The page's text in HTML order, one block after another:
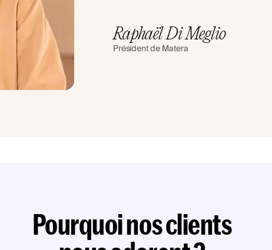
Raphaël Di Meglio
Président de Matera
Pourquoi nos clients